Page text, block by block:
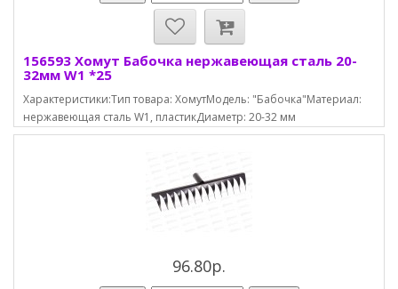
156593 Хомут Бабочка нержавеющая сталь 20-
32мм W1 *25
Характеристики:Тип товара: ХомутМодель: "Бабочка"Материал:
нержавеющая сталь W1, пластикДиаметр: 20-32 мм
96.80р.